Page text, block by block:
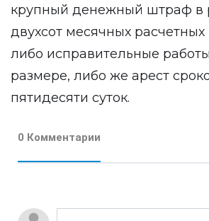
крупный денежный штраф в
двухсот месячных расчетных
либо исправительные
размере, либо же арест
пятидесяти суток.
0 Комментарии